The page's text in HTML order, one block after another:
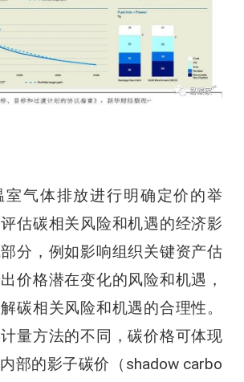
室气体排放进行明确定价的举
估碳相关风险和机遇的经济影
分，例如影响组织关键资产估
价格潜在变化的风险和机遇，
碳相关风险和机遇的合理性。
量方法的不同，碳价格可体现
部的影子碳价（shadow carbo